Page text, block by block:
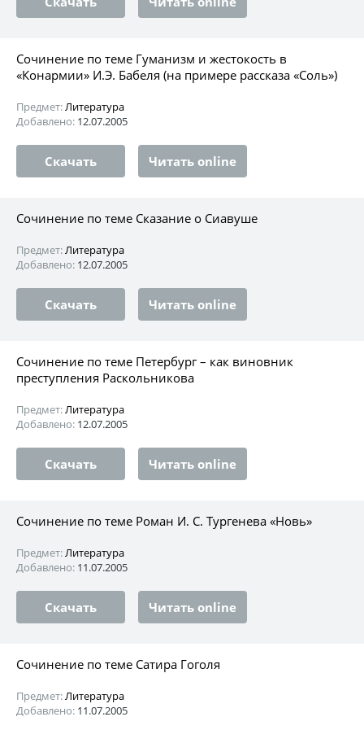
Сочинение по теме Гуманизм и жестокость в
«Конармии» И.Э. Бабеля (на примере рассказа «Соль»)
Предмет:Литература
Добавлено: 12.07.2005
Скачать Читать online
Сочинение по теме Сказание о Сиавуше
Предмет:Литература
Добавлено: 12.07.2005
Скачать Читать online
Сочинение по теме Петербург – как виновник
преступления Раскольникова
Предмет:Литература
Добавлено: 12.07.2005
Скачать Читать online
Сочинение по теме Роман И. С. Тургенева «Новь»
Предмет:Литература
Добавлено: 11.07.2005
Скачать Читать online
Сочинение по теме Сатира Гоголя
Предмет:Литература
Добавлено: 11.07.2005